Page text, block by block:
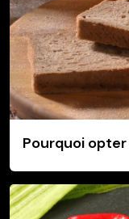
Pourquoi